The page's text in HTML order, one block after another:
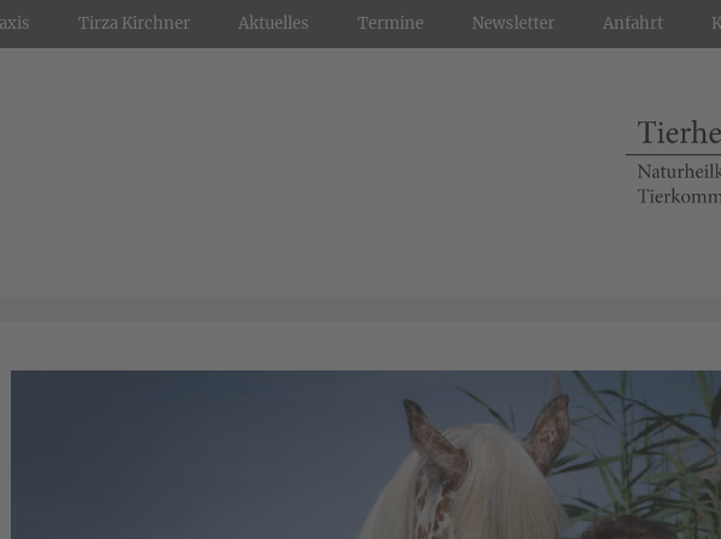
Tirza Kirchner Aktuelles Termine Newsletter Anfahrt